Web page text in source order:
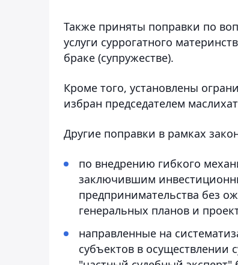
Также приняты поправки по
услуги суррогатного
браке (супружестве).
Кроме того, установлены
избран председателем
Другие поправки в рамках
по внедрению гибкого
заключившим
предпринимательства без
генеральных планов и
направленные на
субъектов в осуществлении